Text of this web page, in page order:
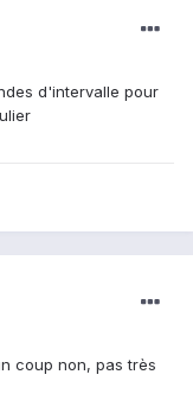
d'intervalle pour
coup non, pas très